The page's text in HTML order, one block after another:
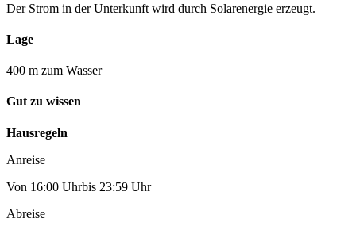
Der Strom in der Unterkunft wird durch Solarenergie erzeugt.
Lage
400 m zum Wasser
Gut zu wissen
Hausregeln
Anreise
Von 16:00 Uhrbis 23:59 Uhr
Abreise